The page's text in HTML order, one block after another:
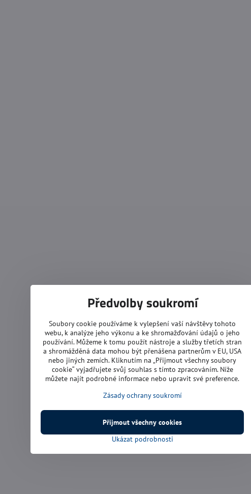
Předvolby soukromí
Soubory cookie používáme k vylepšení vaší návštěvy tohoto
webu, k analýze jeho výkonu a ke shromažďování údajů o jeho
používání. Můžeme k tomu použít nástroje a služby třetích stran
a shromážděná data mohou být přenášena partnerům v EU, USA
nebo jiných zemích. Kliknutím na „Přijmout všechny soubory
cookie“ vyjadřujete svůj souhlas s tímto zpracováním. Níže
můžete najít podrobné informace nebo upravit své preference.
Zásady ochrany soukromí
Ukázat podrobnosti
Přijmout všechny cookies